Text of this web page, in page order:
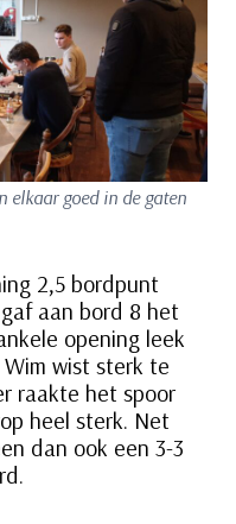
elkaar goed in de gaten
2,5 bordpunt
aan bord 8 het
opening leek
wist sterk te
raakte het spoor
heel sterk. Net
dan ook een 3-3